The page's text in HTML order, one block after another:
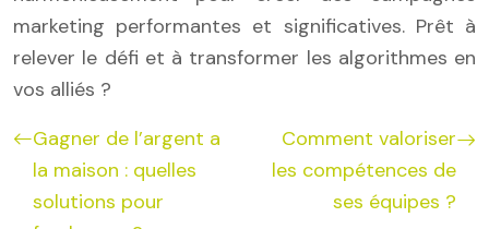
marketing performantes et significatives. Prêt à
relever le défi et à transformer les algorithmes en
vos alliés ?
Gagner de l’argent a
la maison : quelles
solutions pour
Comment valoriser
les compétences de
ses équipes ?